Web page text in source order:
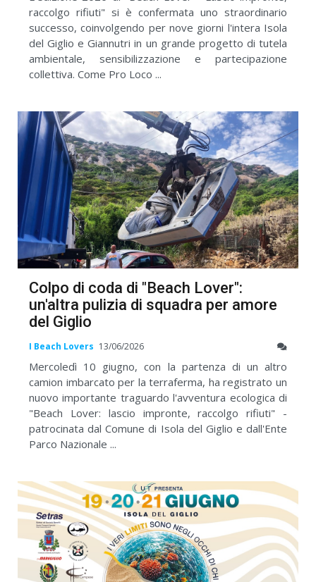
raccolgo rifiuti" si è confermata uno straordinario
successo, coinvolgendo per nove giorni l'intera Isola
del Giglio e Giannutri in un grande progetto di tutela
ambientale, sensibilizzazione e partecipazione
collettiva. Come Pro Loco ...
Colpo di coda di "Beach Lover":
un'altra pulizia di squadra per amore
del Giglio
I Beach Lovers 13/06/2026
Mercoledì 10 giugno, con la partenza di un altro
camion imbarcato per la terraferma, ha registrato un
nuovo importante traguardo l'avventura ecologica di
"Beach Lover: lascio impronte, raccolgo rifiuti" -
patrocinata dal Comune di Isola del Giglio e dall'Ente
Parco Nazionale ...